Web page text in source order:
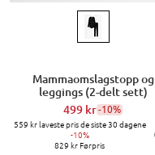
Mammaomslagstopp og
leggings (2-delt sett)
499 kr-10%
559 krlaveste pris de siste 30 dagene
-10%
829 krFørpris